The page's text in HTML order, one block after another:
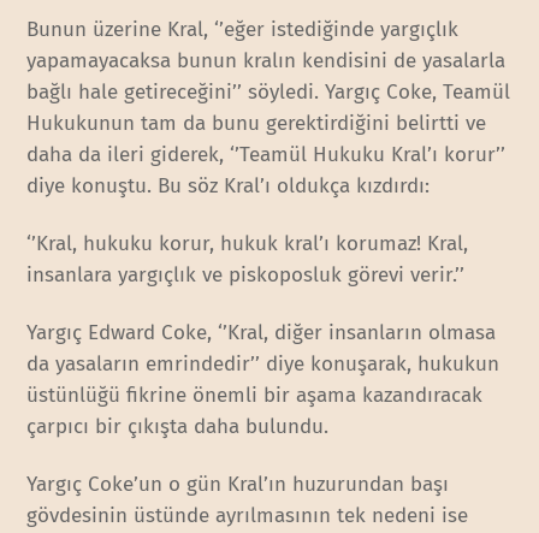
Bunun üzerine Kral, ‘’eğer istediğinde yargıçlık
yapamayacaksa bunun kralın kendisini de yasalarla
bağlı hale getireceğini’’ söyledi. Yargıç Coke, Teamül
Hukukunun tam da bunu gerektirdiğini belirtti ve
daha da ileri giderek, ‘’Teamül Hukuku Kral’ı korur’’
diye konuştu. Bu söz Kral’ı oldukça kızdırdı:
‘’Kral, hukuku korur, hukuk kral’ı korumaz! Kral,
insanlara yargıçlık ve piskoposluk görevi verir.’’
Yargıç Edward Coke, ‘’Kral, diğer insanların olmasa
da yasaların emrindedir’’ diye konuşarak, hukukun
üstünlüğü fikrine önemli bir aşama kazandıracak
çarpıcı bir çıkışta daha bulundu.
Yargıç Coke’un o gün Kral’ın huzurundan başı
gövdesinin üstünde ayrılmasının tek nedeni ise